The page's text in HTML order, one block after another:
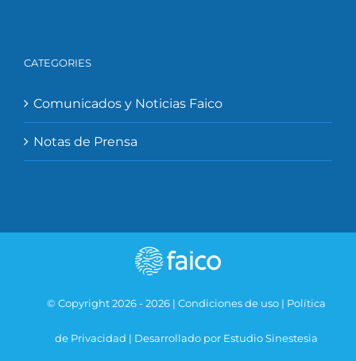
CATEGORIES
Comunicados y Noticias Faico
Notas de Prensa
© Copyright 2026 -2026 | Condiciones de uso| Política
de Privacidad | Desarrollado por Estudio Sinestesia